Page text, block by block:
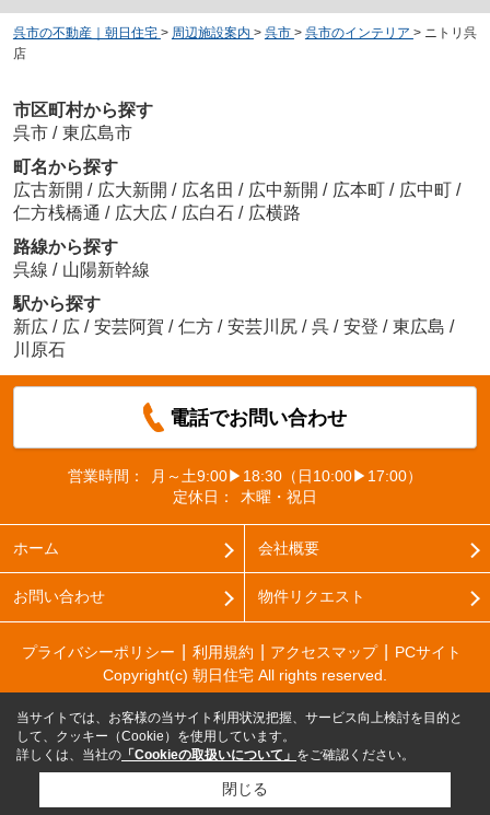
呉市の不動産｜朝日住宅 > 周辺施設案内 > 呉市 > 呉市のインテリア > ニトリ呉
店
市区町村から探す
呉市 / 東広島市
町名から探す
広古新開 / 広大新開 / 広名田 / 広中新開 / 広本町 / 広中町 /
仁方桟橋通 / 広大広 / 広白石 / 広横路
路線から探す
呉線 / 山陽新幹線
駅から探す
新広 / 広 / 安芸阿賀 / 仁方 / 安芸川尻 / 呉 / 安登 / 東広島 /
川原石
電話でお問い合わせ
営業時間：
月～土9:00▶18:30（日10:00▶17:00）
定休日：
木曜・祝日
ホーム 会社概要
お問い合わせ 物件リクエスト
プライバシーポリシー 利用規約 アクセスマップ
PCサイト
Copyright(c) 朝日住宅 All rights reserved.
当サイトでは、お客様の当サイト利用状況把握、サービス向上検討を目的と
して、クッキー（Cookie）を使用しています。
詳しくは、当社の 「Cookieの取扱いについて」 をご確認ください。
閉じる